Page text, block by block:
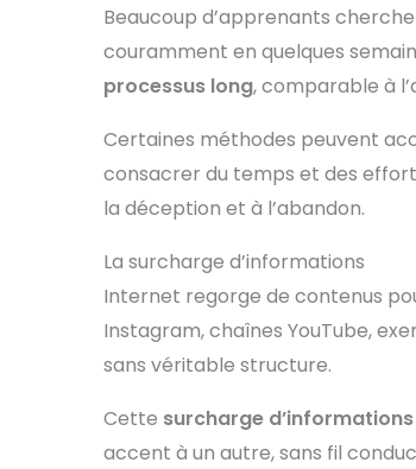
Beaucoup d’apprenants
couramment en quelques
processus long, comparable à
Certaines méthodes peuvent
consacrer du temps et des
la déception et à l’abandon.
La surcharge d’informations
Internet regorge de contenus
Instagram, chaînes YouTube,
sans véritable structure.
Cette surcharge d’informations
accent à un autre, sans fil